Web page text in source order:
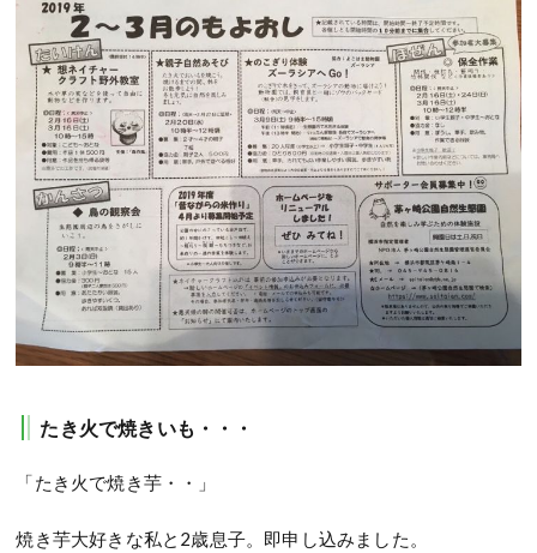
たき火で焼きいも・・・
「たき火で焼き芋・・」
焼き芋大好きな私と2歳息子。即申し込みました。